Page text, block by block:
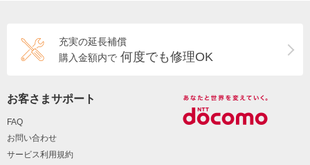
充実の延長補償
購入金額内で 何度でも修理OK
お客さまサポート
FAQ
お問い合わせ
サービス利用規約